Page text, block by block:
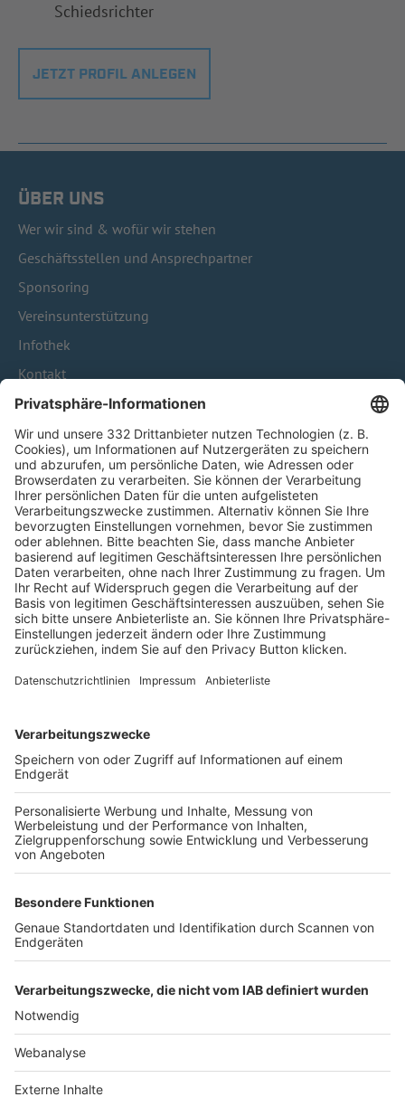
Schiedsrichter
JETZT PROFIL ANLEGEN
ÜBER UNS
Wer wir sind & wofür wir stehen
Geschäftsstellen und Ansprechpartner
Sponsoring
Vereinsunterstützung
Infothek
Kontakt
HÄUFIG BESUCHTE SEITEN
Pässe und Vereinswechsel
Trainerausbildung
Schulungsangebot Vereinsmitarbeiter
BFV-Geschäftsstellen
Trainerbörse
Login SpielPlus
FOLGE DEM BFV
TOP-VEREINE
TOP-PARTNER
Nutzungsbedingungen Datenschutz Impressum